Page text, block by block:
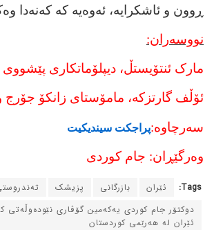
ڕوون و ئاشکرایه‌، ئه‌وه‌یه‌ که‌ که‌نه‌دا
نووسه‌ران:
مارک ئنتۆیستڵ، دیپلۆماتکاری پێشووی
ئۆڵف گارتزکه‌، مامۆستای زانکۆ جۆرج
سه‌رچاوه‌:پراجکت سیندیکیت
وه‌رگێڕان: جام کوردی
Tags: ئێران بازرگانی پزیشک
دوکتۆر جام کوردی یه‌که‌مین گۆڤاری نێوده‌وڵه‌تی
ئێران له‌ هه‌رێمی کوردستان